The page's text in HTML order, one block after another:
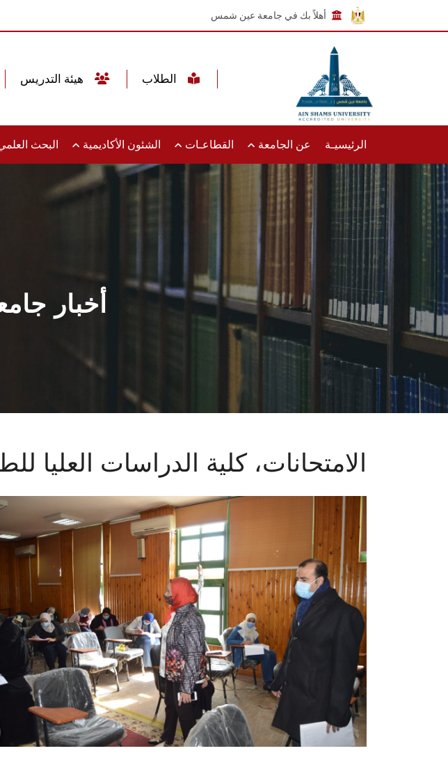
أهلاً بك في جامعة عين شمس
الرئيسيـة عن الجامعة القطاعـات الشئون الأكاديمية البحث
أخبار
الامتحانات، كلية الدراسات